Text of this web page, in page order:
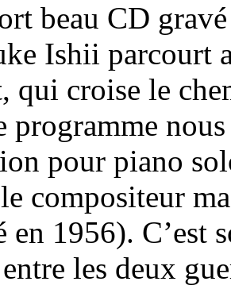
beau CD
Ishii parcourt
qui croise le
programme
pour piano
compositeur
en 1956). C’est
les deux